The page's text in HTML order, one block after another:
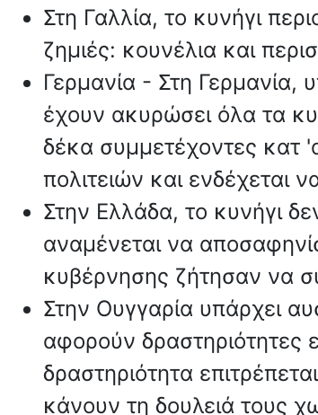
Στη Γαλλία, το κυνήγι
ζημιές: κουνέλια και
Γερμανία - Στη Γερμανία,
έχουν ακυρώσει όλα τα
δέκα συμμετέχοντες κατ
πολιτειών και ενδέχεται
Στην Ελλάδα, το κυνήγι
αναμένεται να
κυβέρνησης ζήτησαν να
Στην Ουγγαρία υπάρχει
αφορούν δραστηριότητες
δραστηριότητα
κάνουν τη δουλειά τους